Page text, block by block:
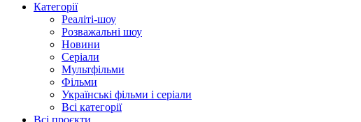
Категорії
Реаліті-шоу
Розважальні шоу
Новини
Серіали
Мультфільми
Фільми
Українські фільми і серіали
Всі категорії
Всі проєкти